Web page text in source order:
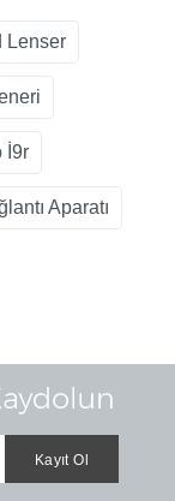
Lenser
İ9r
Aparatı